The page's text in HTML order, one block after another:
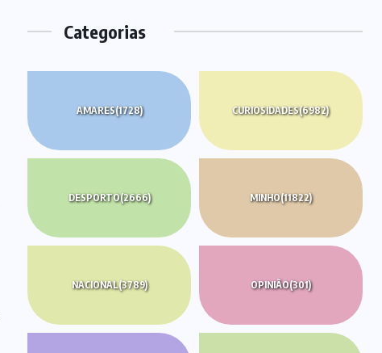
Categorias
AMARES(1728) CURIOSIDADES(6982)
DESPORTO(2666) MINHO(11822)
NACIONAL(3789) OPINIÃO(301)